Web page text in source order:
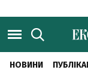
НОВИНИ